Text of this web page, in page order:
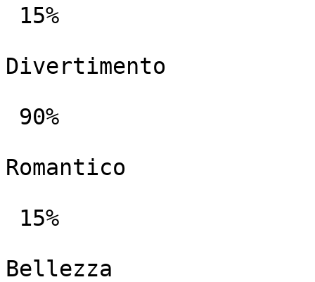
Divertimento
Romantico
Bellezza